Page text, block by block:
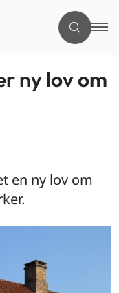
ny lov om
en ny lov om